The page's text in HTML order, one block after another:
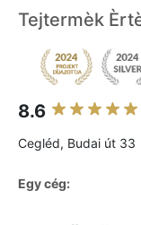
Tejtermèk
8.6
Cegléd, Budai út 33
Egy cég: